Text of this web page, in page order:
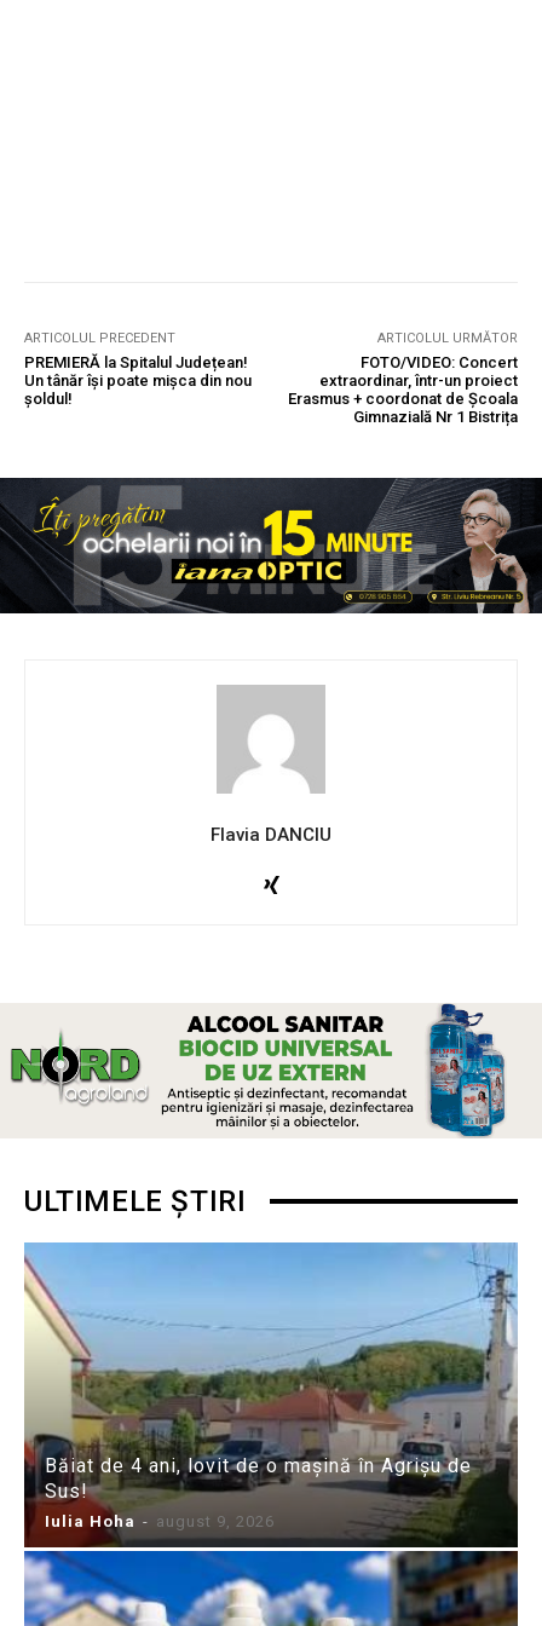
ARTICOLUL PRECEDENT
PREMIERĂ la Spitalul Județean!
Un tânăr își poate mișca din nou
șoldul!
ARTICOLUL URMĂTOR
FOTO/VIDEO: Concert
extraordinar, într-un proiect
Erasmus + coordonat de Școala
Gimnazială Nr 1 Bistrița
Flavia DANCIU
ULTIMELE ȘTIRI
Băiat de 4 ani, lovit de o mașină în Agrișu de
Sus!
Iulia Hoha - august 9, 2026